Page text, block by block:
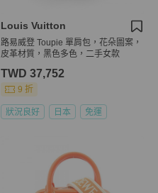
Louis Vuitton
路易威登 Toupie 單肩包，花朵圖案，
皮革材質，黑色多色，二手女款
TWD 37,752
9 折
狀況良好 日本 免運